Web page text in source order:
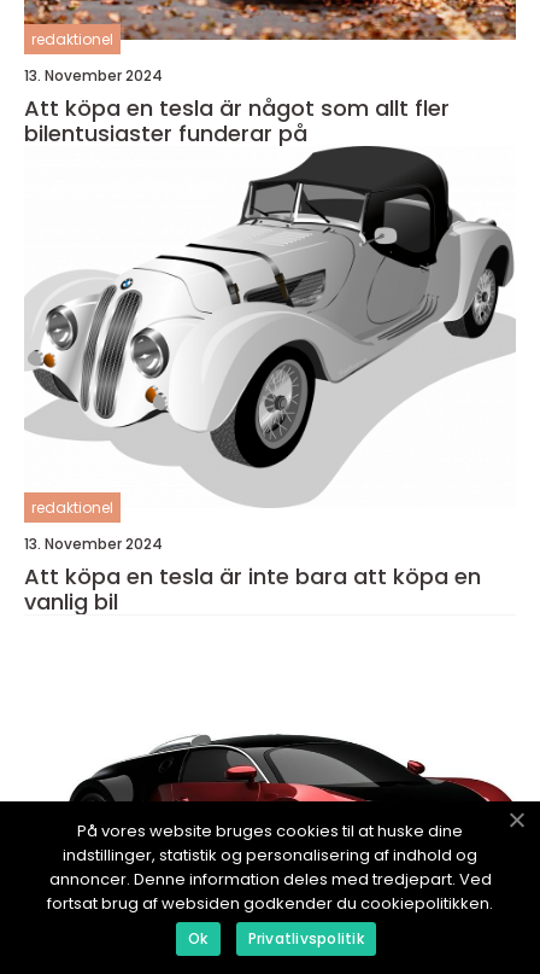
redaktionel
13. November 2024
Att köpa en tesla är något som allt fler
bilentusiaster funderar på
redaktionel
13. November 2024
Att köpa en tesla är inte bara att köpa en
vanlig bil
På vores website bruges cookies til at huske dine
indstillinger, statistik og personalisering af indhold og
annoncer. Denne information deles med tredjepart. Ved
fortsat brug af websiden godkender du cookiepolitikken.
Ok Privatlivspolitik